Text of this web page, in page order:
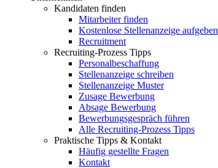
Kandidaten finden
Mitarbeiter finden
Kostenlose Stellenanzeige aufgeben
Recruitment
Recruiting-Prozess Tipps
Personalbeschaffung
Stellenanzeige schreiben
Stellenanzeige Muster
Zusage Bewerbung
Absage Bewerbung
Bewerbungsgespräch führen
Alle Recruiting-Prozess Tipps
Praktische Tipps & Kontakt
Häufig gestellte Fragen
Kontakt